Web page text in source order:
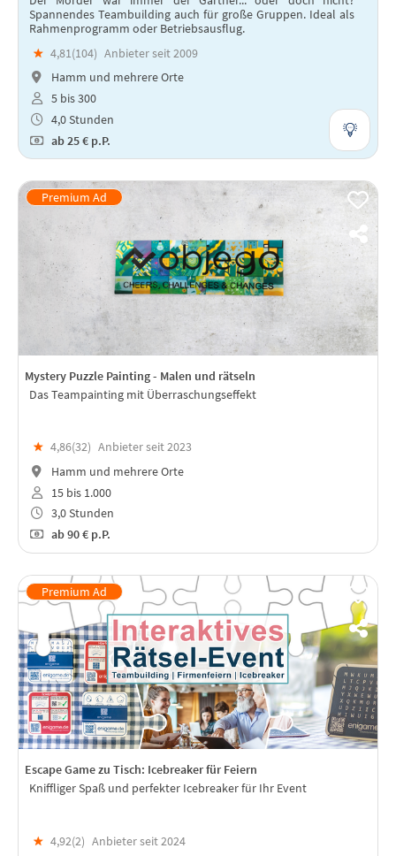
Spannendes Teambuilding auch für große Gruppen. Ideal als
Rahmenprogramm oder Betriebsausflug.
★ 4,81(104) Anbieter seit 2009
Hamm und mehrere Orte
5 bis 300
4,0 Stunden
ab25 € p.P.
Mystery Puzzle Painting - Malen und rätseln
Das Teampainting mit Überraschungseffekt
★ 4,86(32) Anbieter seit 2023
Hamm und mehrere Orte
15 bis 1.000
3,0 Stunden
ab90 € p.P.
Escape Game zu Tisch: Icebreaker für Feiern
Kniffliger Spaß und perfekter Icebreaker für Ihr Event
★ 4,92(2) Anbieter seit 2024